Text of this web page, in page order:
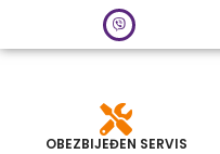
OBEZBIJEĐEN SERVIS